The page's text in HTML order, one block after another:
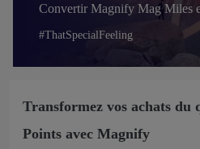
Convertir Magnify Mag Miles
#ThatSpecialFeeling
Transformez vos achats
Points avec Magnify